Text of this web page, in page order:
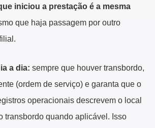
iniciou a prestação é a mesma
que haja passagem por outro
a dia: sempre que houver transbordo,
(ordem de serviço) e garanta que o
operacionais descrevem o local
transbordo quando aplicável. Isso